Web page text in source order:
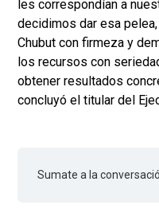
les correspondían a
decidimos dar esa
Chubut con firmeza y
los recursos con
obtener resultados
concluyó el titular del
Sumate a la